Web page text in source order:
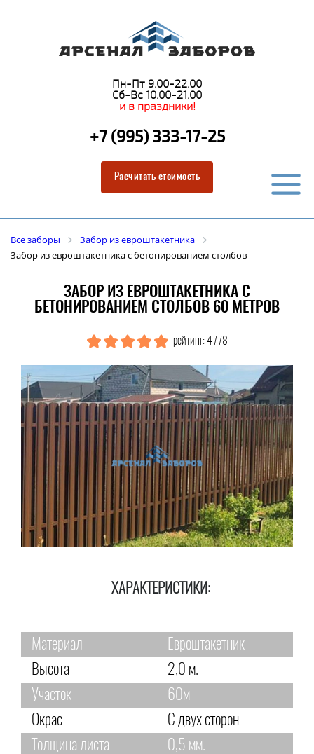
Пн-Пт 9.00-22.00
Сб-Вс 10.00-21.00
и в праздники!
+7 (995) 333-17-25
Расчитать стоимость
Все заборы
Забор из евроштакетника
Забор из евроштакетника с бетонированием столбов
ЗАБОР ИЗ ЕВРОШТАКЕТНИКА С
БЕТОНИРОВАНИЕМ СТОЛБОВ 60 МЕТРОВ
рейтинг: 4778
ХАРАКТЕРИСТИКИ:
Материал
Евроштакетник
Высота
2,0 м.
Участок
60м
Окрас
С двух сторон
Толщина листа
0,5 мм.